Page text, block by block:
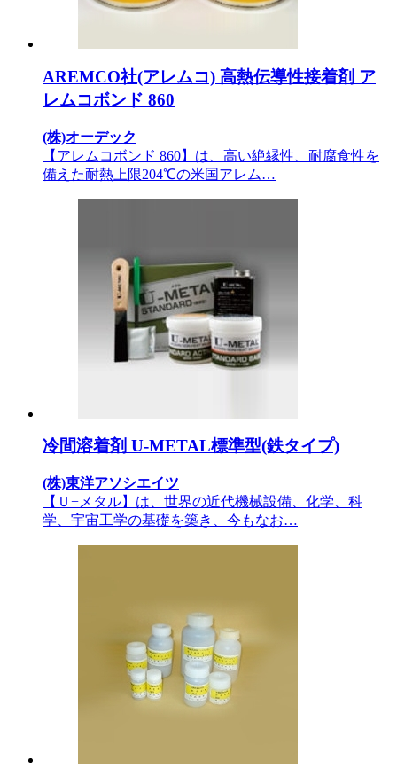
AREMCO社(アレムコ) 高熱伝導性接着剤 ア
レムコボンド 860
(株)オーデック
【アレムコボンド 860】は、高い絶縁性、耐腐食性を
備えた耐熱上限204℃の米国アレム…
冷間溶着剤 U-METAL標準型(鉄タイプ)
(株)東洋アソシエイツ
【Ｕ−メタル】は、世界の近代機械設備、化学、科
学、宇宙工学の基礎を築き、今もなお…